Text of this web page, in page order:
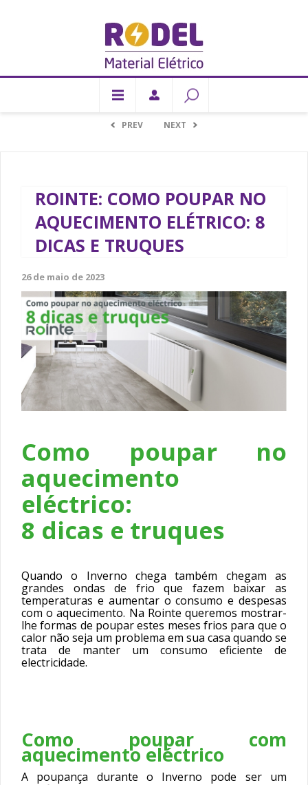
PREV NEXT
ROINTE: COMO POUPAR NO
AQUECIMENTO ELÉTRICO: 8
DICAS E TRUQUES
26 de maio de 2023
Como poupar no
aquecimento
eléctrico:
8 dicas e truques
Quando o Inverno chega também chegam as
grandes ondas de frio que fazem baixar as
temperaturas e aumentar o consumo e despesas
com o aquecimento. Na Rointe queremos mostrar-
lhe formas de poupar estes meses frios para que o
calor não seja um problema em sua casa quando se
trata de manter um consumo eficiente de
electricidade.
Como poupar com
aquecimento eléctrico
A poupança durante o Inverno pode ser um